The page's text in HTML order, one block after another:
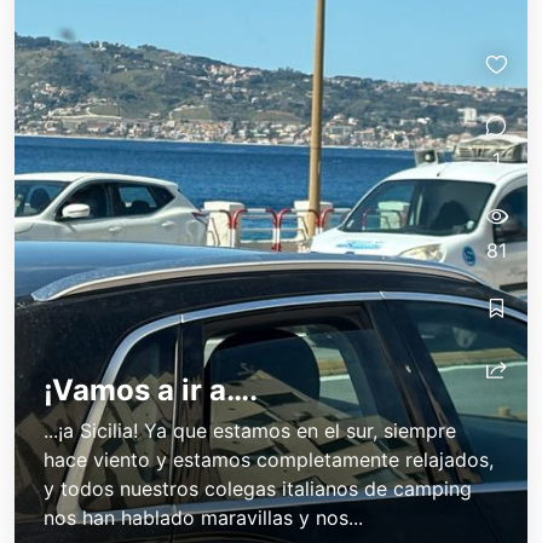
¡Vamos a ir a….
...¡a Sicilia! Ya que estamos en el sur, siempre
hace viento y estamos completamente relajados,
y todos nuestros colegas italianos de camping
nos han hablado maravillas y nos...
1
81